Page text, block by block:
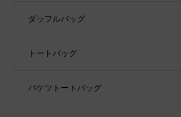
ダッフルバッグ
トートバッグ
バケツトートバッグ